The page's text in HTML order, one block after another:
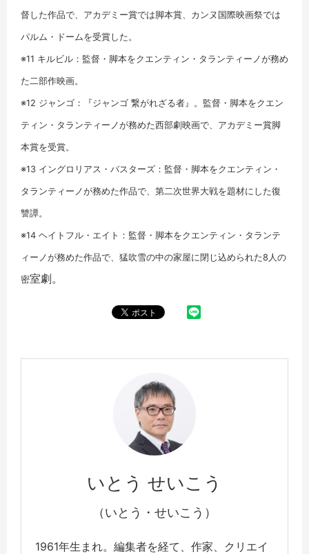
督した作品で、アカデミー賞では脚本賞、カンヌ国際映画祭では
パルム・ドームを受賞した。
※11 キルビル：監督・脚本をクエンティン・タランティーノが務め
た二部作映画。
※12 ジャンゴ：『ジャンゴ 繋がれざる者』。監督・脚本をクエン
ティン・タランティーノが務めた西部劇映画で、アカデミー賞脚
本賞を受賞。
※13 イングロリアス・バスターズ：監督・脚本をクエンティン・
タランティーノが務めた作品で、第二次世界大戦を題材にした復
讐譚。
※14 ヘイトフル・エイト：監督・脚本をクエンティン・タランテ
ィーノが務めた作品で、猛吹雪の中の家屋に閉じ込められた8人の
密室劇。
いとう せいこう
（いとう・せいこう）
1961年生まれ。編集者を経て、作家、クリエイ